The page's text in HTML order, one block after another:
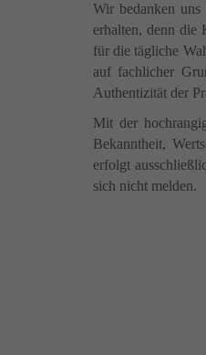
Wir bedanken uns
erhalten, denn die
für die tägliche
auf fachlicher
Authentizität der
Mit der
Bekanntheit,
erfolgt
sich nicht melden.